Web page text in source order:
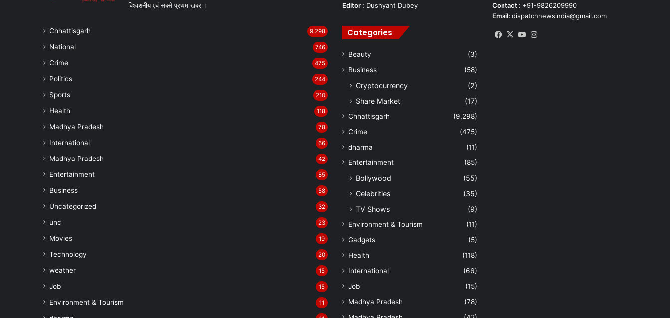
विश्वशनीय एवं सबसे प्रथम खबर ।
Chhattisgarh 9,298
National 746
Crime 475
Politics 244
Sports 210
Health 118
Madhya Pradesh 78
International 66
Madhya Pradesh 42
Entertainment 85
Business 58
Uncategorized 32
unc 23
Movies 19
Technology 20
weather 15
Job 15
Environment & Tourism 11
Editor : Dushyant Dubey
Categories
Beauty
(3)
Business
(58)
Cryptocurrency
(2)
Share Market
(17)
Chhattisgarh
(9,298)
Crime
(475)
dharma
(11)
Entertainment
(85)
Bollywood
(55)
Celebrities
(35)
TV Shows
(9)
Environment & Tourism
(11)
Gadgets
(5)
Health
(118)
International
(66)
Job
(15)
Madhya Pradesh
(78)
Contact : +91-9826209990
Email: dispatchnewsindia@gmail.com
Facebook
X YouTube